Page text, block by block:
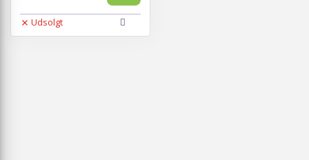
Udsolgt